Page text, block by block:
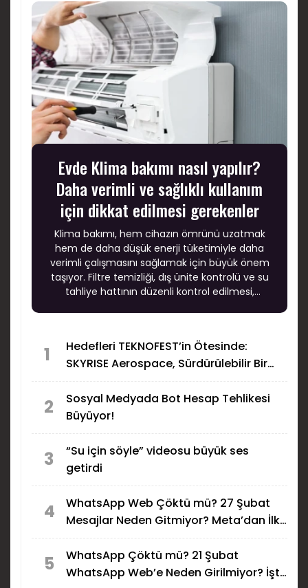
Evde Klima bakımı nasıl yapılır?
Daha verimli ve sağlıklı kullanım
için dikkat edilmesi gerekenler
Klima bakımı, hem cihazın ömrünü uzatmak
hem de daha düşük enerji tüketimiyle daha
verimli çalışmasını sağlamak için büyük önem
taşıyor. Filtre temizliği, dış ünite kontrolü ve su
tahliye hattının düzenli kontrol edilmesi,
1
Hedefleri TEKNOFEST’in Ötesinde:
SKYRISE Aerospace, Sürdürülebilir Bir
2
Sosyal Medyada Bot Hesap Tehlikesi
Büyüyor!
3
“Su için söyle” videosu büyük ses
getirdi
4
WhatsApp Web Çöktü mü? 27 Şubat
Mesajlar Neden Gitmiyor? Meta’dan İlk
5
WhatsApp Çöktü mü? 21 Şubat
WhatsApp Web’e Neden Girilmiyor? İşte